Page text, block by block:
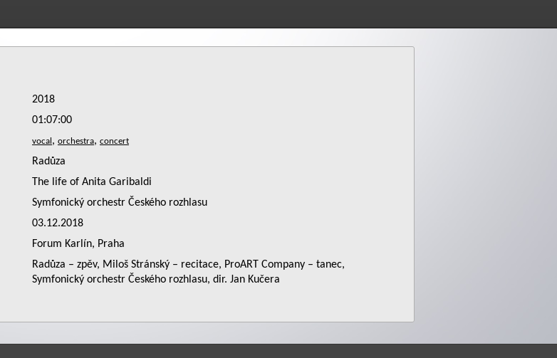
2018
01:07:00
,
,
Radůza
The life of Anita Garibaldi
Symfonický orchestr Českého rozhlasu
03.12.2018
Forum Karlín, Praha
Radůza – zpěv, Miloš Stránský – recitace, ProART Company – tanec,
Symfonický orchestr Českého rozhlasu, dir. Jan Kučera